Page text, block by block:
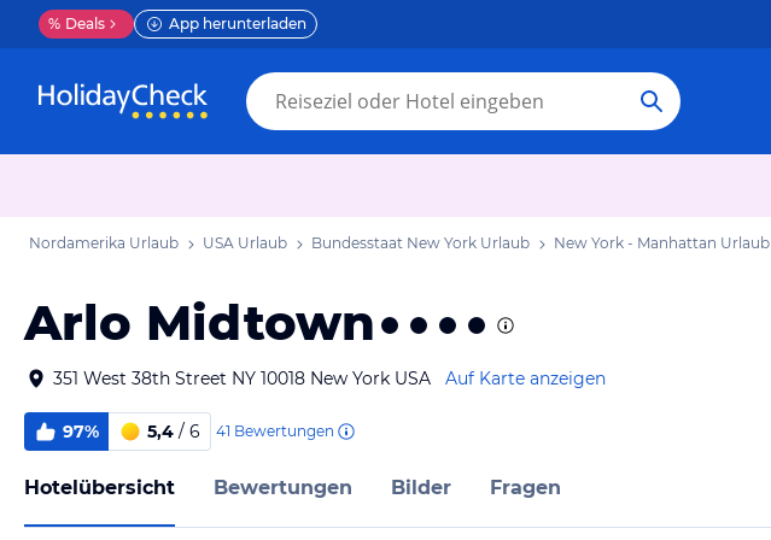
% Deals App herunterladen
Nordamerika Urlaub USA Urlaub Bundesstaat New York Urlaub New York - Manhattan Urlaub
Arlo Midtown
351 West 38th Street NY 10018 New York USA Auf Karte anzeigen
97% 5,4 / 6 41 Bewertungen
Hotelübersicht Bewertungen Bilder Fragen